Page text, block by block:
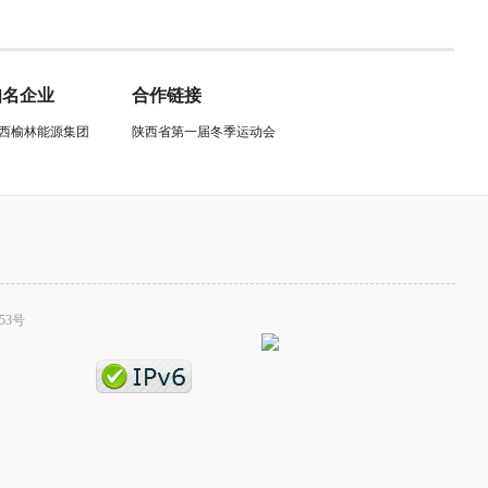
企业
榆林能源集团
合作链接
陕西省第一届冬季运动会
号